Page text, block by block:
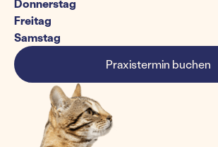
Freitag
Samstag
Praxistermin buchen